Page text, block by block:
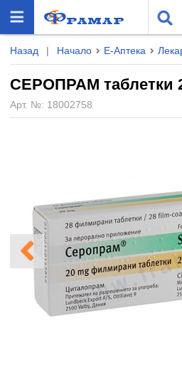
Назад | Начало Е-Аптека
СЕРОПРАМ таблетки
Арт. №: 18002758